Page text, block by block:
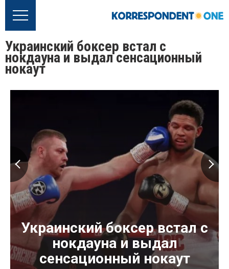
Украинский боксер встал с
нокдауна и выдал сенсационный
нокаут
Украинский боксер встал с
нокдауна и выдал
сенсационный нокаут